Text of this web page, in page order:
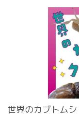
世界のカブトム